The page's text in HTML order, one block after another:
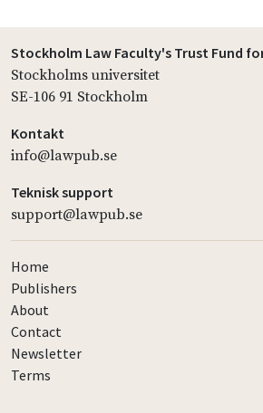
Stockholm Law Faculty's Trust Fund
Stockholms universitet
SE-106 91 Stockholm
Kontakt
info@lawpub.se
Teknisk support
support@lawpub.se
Home
Publishers
About
Contact
Newsletter
Terms